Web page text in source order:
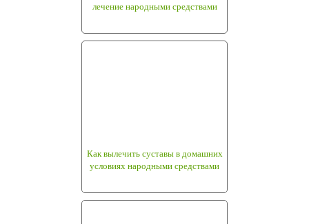
лечение народными средствами
Как вылечить суставы в домашних
условиях народными средствами